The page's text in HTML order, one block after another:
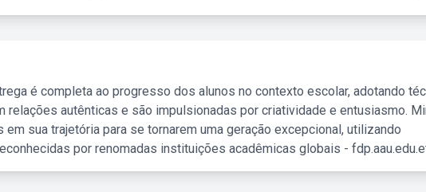
é completa ao progresso dos alunos no contexto escolar, adotando
relações autênticas e são impulsionadas por criatividade e entusiasmo.
sua trajetória para se tornarem uma geração excepcional, utilizando
por renomadas instituições acadêmicas globais -